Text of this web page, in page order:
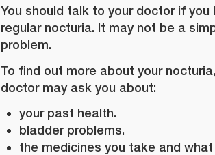
You should talk to your doctor if you
regular nocturia. It may not be a
problem.
To find out more about your
doctor may ask you about:
your past health.
bladder problems.
the medicines you take and